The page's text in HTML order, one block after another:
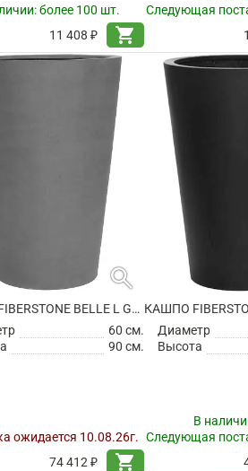
более 100 шт.
11 408 ₽
shopping_cart
Следующая
search
КАШПО FIBERSTONE BELLE L GREY
60 см.
90 см.
ожидается 10.08.26г.
74 412 ₽
shopping_cart
Диаметр
Высота
В
Следующая